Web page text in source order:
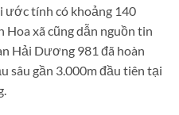
ước tính có khoảng 140
Hoa xã cũng dẫn nguồn tin
Hải Dương 981 đã hoàn
sâu gần 3.000m đầu tiên tại